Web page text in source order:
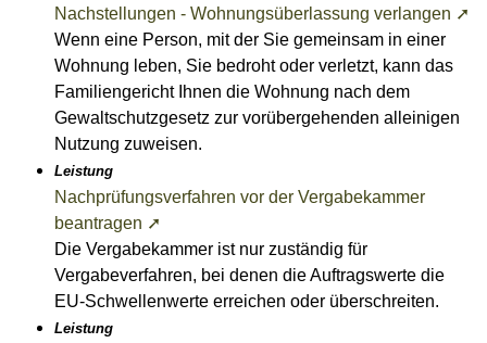
Nachstellungen - Wohnungsüberlassung verlangen ➚
Wenn eine Person, mit der Sie gemeinsam in einer
Wohnung leben, Sie bedroht oder verletzt, kann das
Familiengericht Ihnen die Wohnung nach dem
Gewaltschutzgesetz zur vorübergehenden alleinigen
Nutzung zuweisen.
Leistung
Nachprüfungsverfahren vor der Vergabekammer
beantragen ➚
Die Vergabekammer ist nur zuständig für
Vergabeverfahren, bei denen die Auftragswerte die
EU-Schwellenwerte erreichen oder überschreiten.
Leistung